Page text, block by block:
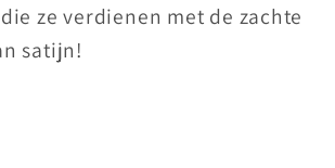
ze verdienen met de zachte
satijn!